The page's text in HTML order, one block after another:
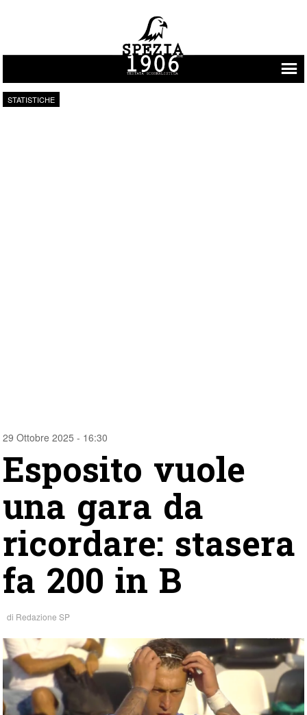
Vai al contenuto
STATISTICHE
29 Ottobre 2025 - 16:30
Esposito vuole
una gara da
ricordare: stasera
fa 200 in B
di Redazione SP